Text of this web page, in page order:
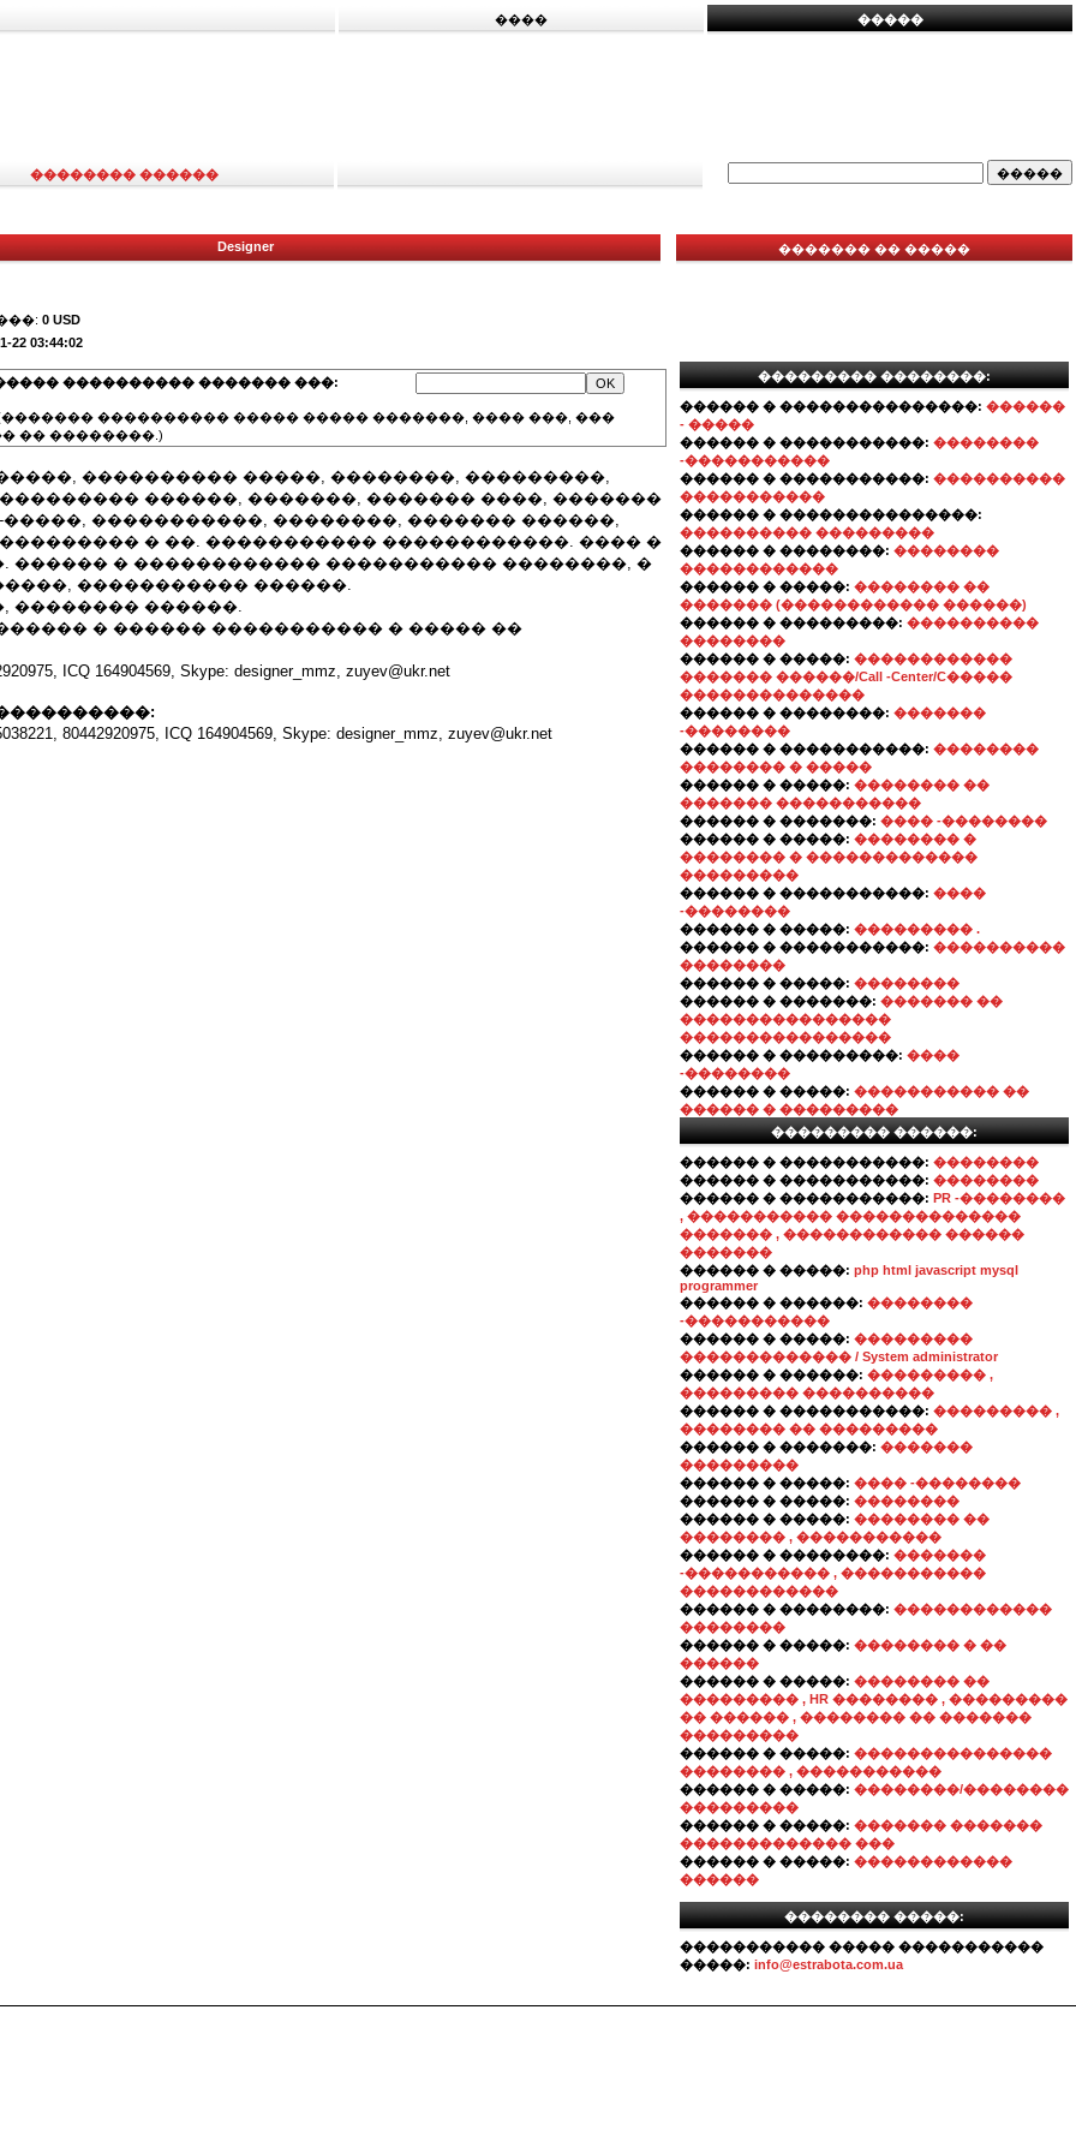
���� �����
�������� ������
Designer
0 USD
22 03:44:02
���������� ������� ���:
���������� ����� ����� �������, ���� ���, ���
�� ��������.)
���������� �����, ��������, ���������,
������, �������, ������� ����, �������
�����������, ��������, ������� ������,
� ��. ����������� ������������. ���� �
������ � ������������ ����������� ��������, �
����������� ������.
�������� ������.
� ������ ����������� � ����� ��
ICQ 164904569, Skype: designer_mmz, zuyev@ukr.net
80442920975, ICQ 164904569, Skype: designer_mmz, zuyev@ukr.net
������� �� �����
��������� ��������:
������ � ���������������: ������
- �����
������ � �����������: ��������
-�����������
������ � �����������: ����������
�����������
������ � ���������������:
���������� ���������
������ � ��������: ��������
������������
������ � �����: �������� ��
������� (������������ ������)
������ � ���������: ����������
��������
������ � �����: ������������
������� ������/Call -Center/C�����
��������������
������ � ��������: �������
-��������
������ � �����������: ��������
�������� � �����
������ � �����: �������� ��
������� �����������
������ � �������: ���� -��������
������ � �����: �������� �
�������� � �������������
���������
������ � �����������: ����
-��������
������ � �����: ��������� .
������ � �����������: ����������
��������
������ � �����: ��������
������ � �������: ������� ��
����������������
����������������
������ � ���������: ����
-��������
������ � �����: ����������� ��
������ � ���������
��������� ������:
������ � �����������: ��������
������ � �����������: ��������
������ � �����������: PR -��������
, ����������� ��������������
������� , ������������ ������
�������
������ � �����: php html javascript mysql
programmer
������ � ������: ��������
-�����������
������ � �����: ���������
������������� / System administrator
������ � ������: ��������� ,
��������� ����������
������ � �����������: ��������� ,
�������� �� ���������
������ � �������: �������
���������
������ � �����: ���� -��������
������ � �����: ��������
������ � �����: �������� ��
�������� , �����������
������ � ��������: �������
-����������� , �����������
������������
������ � ��������: ������������
��������
������ � �����: �������� � ��
������
������ � �����: �������� ��
��������� , HR �������� , ���������
�� ������ , �������� �� �������
���������
������ � �����: ���������������
�������� , �����������
������ � �����: ��������/��������
���������
������ � �����: ������� �������
������������� ���
������ � �����: ������������
������
�������� �����:
����������� ����� �����������
�����: info@estrabota.com.ua